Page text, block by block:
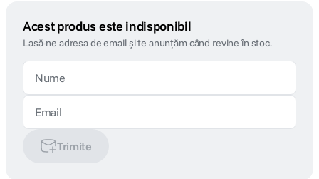
Acest produs este indisponibil
Lasă-ne adresa de email și te anunțăm când revine în stoc.
Trimite